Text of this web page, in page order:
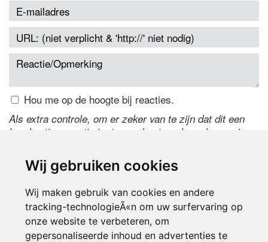
Wij gebruiken cookies
Wij maken gebruik van cookies en andere
tracking-technologieÃ«n om uw surfervaring op
onze website te verbeteren, om
gepersonaliseerde inhoud en advertenties te
Hou me op de hoogte bij reacties.
Als extra controle, om er zeker van te zijn dat dit een
handmatige reactie is, typ onderstaande code over in
de code te wijzigen.